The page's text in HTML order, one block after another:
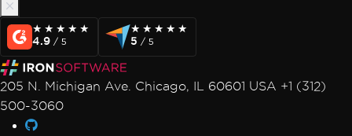
★★★★★
★★★★★
4.9 / 5
★★★★★
★★★★★
5 / 5
205 N. Michigan Ave. Chicago, IL 60601 USA +1 (312)
500-3060